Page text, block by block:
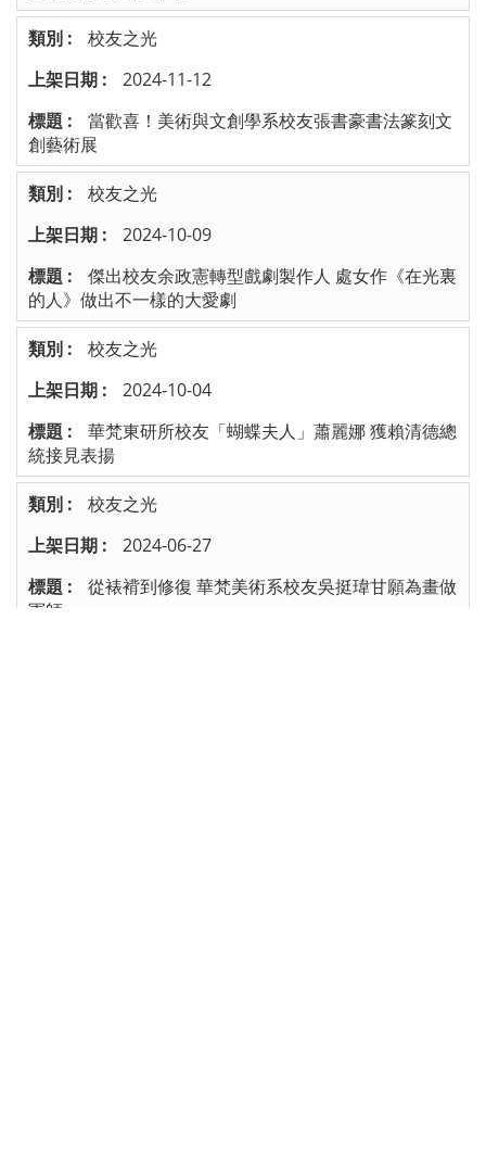
校友之光
2024-11-12
當歡喜！美術與文創學系校友張書豪書法篆刻文
創藝術展
校友之光
2024-10-09
傑出校友余政憲轉型戲劇製作人 處女作《在光裏
的人》做出不一樣的大愛劇
校友之光
2024-10-04
華梵東研所校友「蝴蝶夫人」蕭麗娜 獲賴清德總
統接見表揚
校友之光
2024-06-27
從裱褙到修復 華梵美術系校友吳挺瑋甘願為畫做
軍師